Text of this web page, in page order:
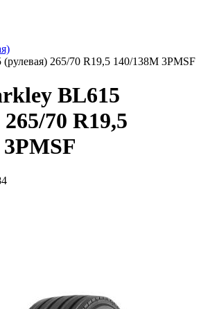
265/70 R19,5 140/138M 3PMSF
BL615
70 R19,5